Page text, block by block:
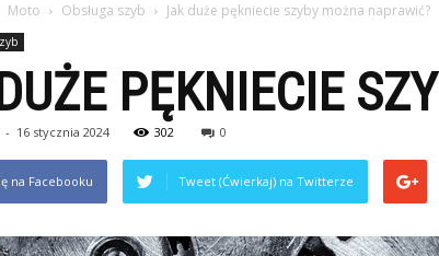
Moto Obsługa szyb Jak duże pękniecie szyby można naprawić?
PĘKNIECIE
- 16 stycznia 2024 302 0
na Facebooku Tweet (Ćwierkaj) na Twitterze